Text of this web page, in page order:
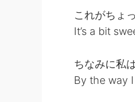
これがちょ
It’s a bit
ちなみに私
By the way